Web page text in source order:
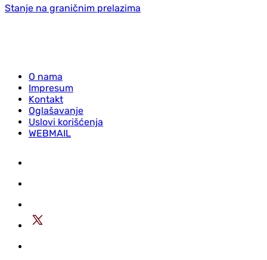
Stanje na graničnim prelazima
O nama
Impresum
Kontakt
Oglašavanje
Uslovi korišćenja
WEBMAIL